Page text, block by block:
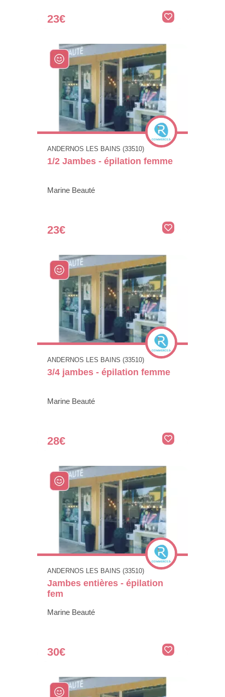
23€
ANDERNOS LES BAINS (33510)
1/2 Jambes - épilation femme
Marine Beauté
23€
ANDERNOS LES BAINS (33510)
3/4 jambes - épilation femme
Marine Beauté
28€
ANDERNOS LES BAINS (33510)
Jambes entières - épilation
fem
Marine Beauté
30€